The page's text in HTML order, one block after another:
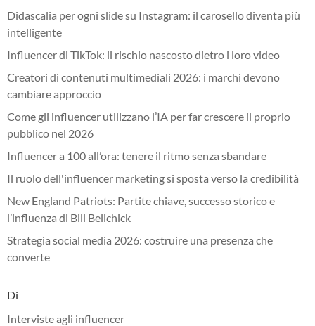
Didascalia per ogni slide su Instagram: il carosello diventa più
intelligente
Influencer di TikTok: il rischio nascosto dietro i loro video
Creatori di contenuti multimediali 2026: i marchi devono
cambiare approccio
Come gli influencer utilizzano l’IA per far crescere il proprio
pubblico nel 2026
Influencer a 100 all’ora: tenere il ritmo senza sbandare
Il ruolo dell'influencer marketing si sposta verso la credibilità
New England Patriots: Partite chiave, successo storico e
l’influenza di Bill Belichick
Strategia social media 2026: costruire una presenza che
converte
Di
Interviste agli influencer